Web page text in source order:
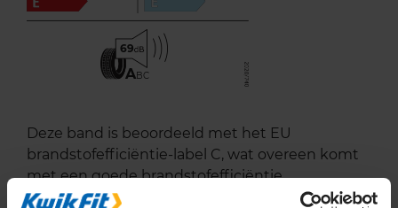
69
ABC
Deze band is beoordeeld met het EU
brandstofefficiëntie-label C, wat overeen komt
met een goede brandstofefficiëntie.